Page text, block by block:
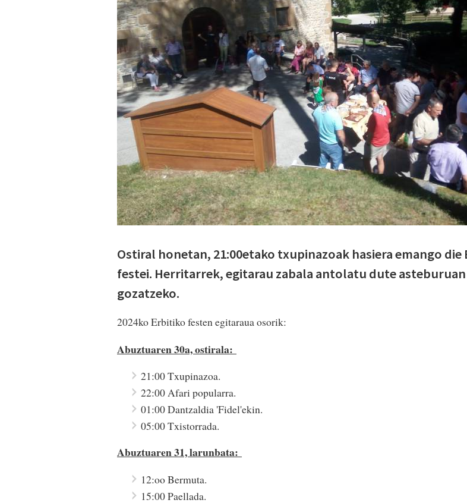
Ostiral honetan, 21:00etako txupinazoak hasiera emango die
festei. Herritarrek, egitarau zabala antolatu dute asteburuan
gozatzeko.
2024ko Erbitiko festen egitaraua osorik:
Abuztuaren 30a, ostirala:
21:00 Txupinazoa.
22:00 Afari popularra.
01:00 Dantzaldia 'Fidel'ekin.
05:00 Txistorrada.
Abuztuaren 31, larunbata:
12:oo Bermuta.
15:00 Paellada.